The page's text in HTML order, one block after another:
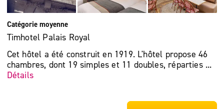
Catégorie moyenne
Timhotel Palais Royal
Cet hôtel a été construit en 1919. L'hôtel propose 46
chambres, dont 19 simples et 11 doubles, réparties ...
Détails